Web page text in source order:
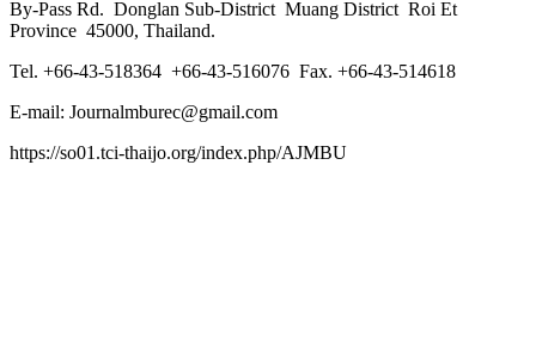
By-Pass Rd. Donglan Sub-District Muang District Roi Et
Province 45000, Thailand.
Tel. +66-43-518364 +66-43-516076 Fax. +66-43-514618
E-mail: Journalmburec@gmail.com
https://so01.tci-thaijo.org/index.php/AJMBU